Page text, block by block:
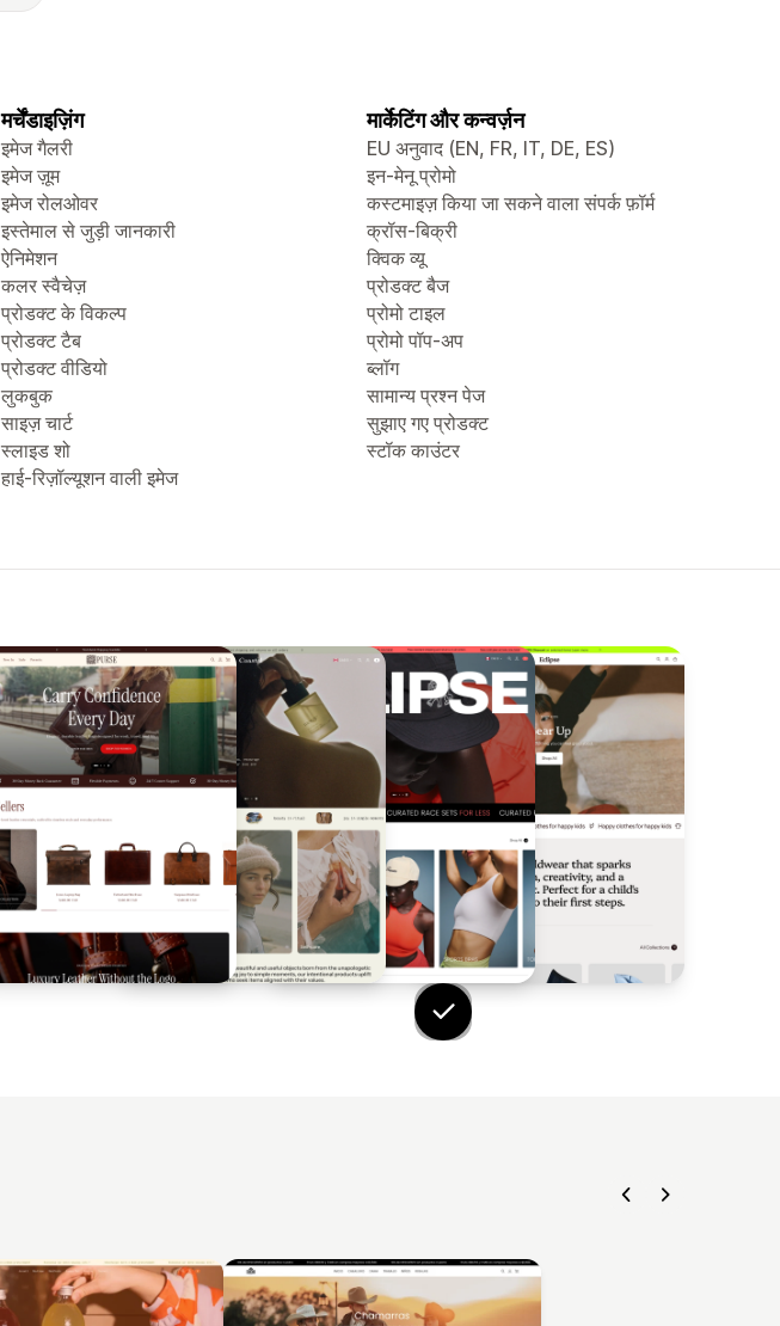
मर्चेंडाइज़िंग
इमेज गैलरी
इमेज ज़ूम
इमेज रोलओवर
इस्तेमाल से जुड़ी जानकारी
ऐनिमेशन
कलर स्वैचेज़
प्रोडक्ट के विकल्प
प्रोडक्ट टैब
प्रोडक्ट वीडियो
लुकबुक
साइज़ चार्ट
स्लाइड शो
हाई-रिज़ॉल्यूशन वाली इमेज
मार्केटिंग और कन्वर्ज़न
EU अनुवाद (EN, FR, IT, DE, ES)
इन-मेनू प्रोमो
कस्टमाइज़ किया जा सकने वाला संपर्क फ़ॉर्म
क्रॉस-बिक्री
क्विक व्यू
प्रोडक्ट बैज
प्रोमो टाइल
प्रोमो पॉप-अप
ब्लॉग
सामान्य प्रश्न पेज
सुझाए गए प्रोडक्ट
स्टॉक काउंटर